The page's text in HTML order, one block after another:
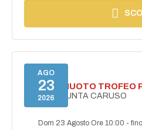
AGO
23
2026
GARA DI NUOTO TROFEO
TROFEO PUNTA CARUSO
Dom 23 Agosto Ore 10:00 -